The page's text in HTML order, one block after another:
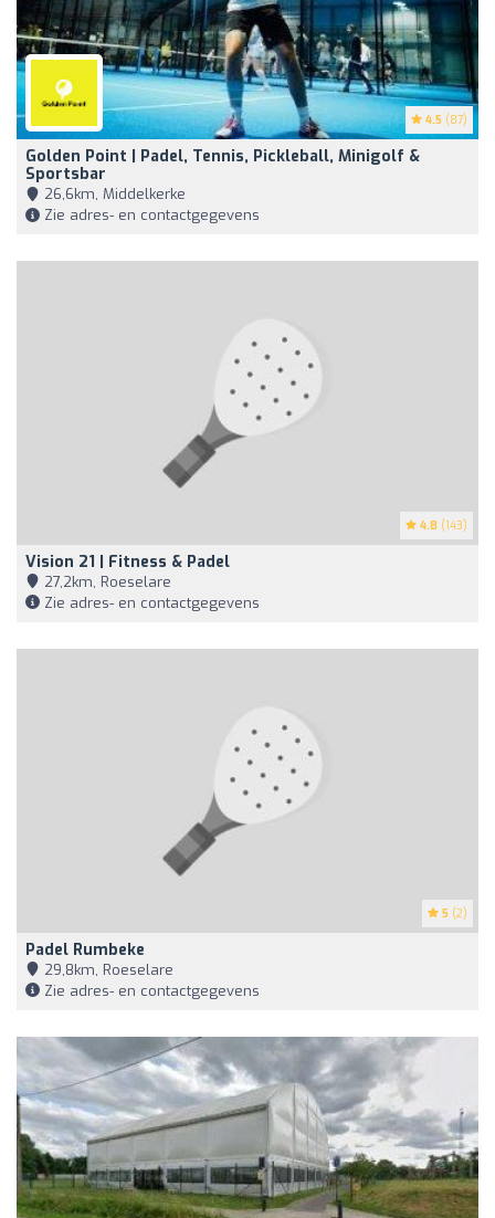
4.5 (87)
Golden Point | Padel, Tennis, Pickleball, Minigolf &
Sportsbar
26,6km, Middelkerke
Zie adres- en contactgegevens
4.8 (143)
Vision 21 | Fitness & Padel
27,2km, Roeselare
Zie adres- en contactgegevens
5 (2)
Padel Rumbeke
29,8km, Roeselare
Zie adres- en contactgegevens